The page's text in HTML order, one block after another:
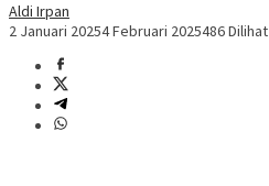
Aldi Irpan
2 Januari 20254 Februari 2025486 Dilihat